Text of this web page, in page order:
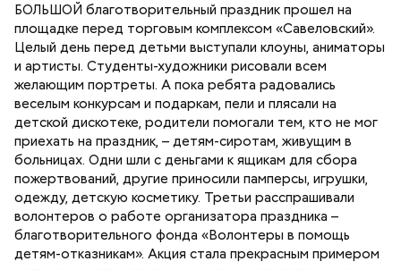
БОЛЬШОЙ благотворительный праздник прошел на
площадке перед торговым комплексом «Савеловский».
Целый день перед детьми выступали клоуны, аниматоры
и артисты. Студенты-художники рисовали всем
желающим портреты. А пока ребята радовались
веселым конкурсам и подаркам, пели и плясали на
детской дискотеке, родители помогали тем, кто не мог
приехать на праздник, – детям-сиротам, живущим в
больницах. Одни шли с деньгами к ящикам для сбора
пожертвований, другие приносили памперсы, игрушки,
одежду, детскую косметику. Третьи расспрашивали
волонтеров о работе организатора праздника –
благотворительного фонда «Волонтеры в помощь
детям-отказникам». Акция стала прекрасным примером